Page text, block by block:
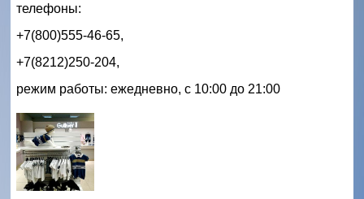
телефоны:
+7(800)555-46-65,
+7(8212)250-204,
режим работы: ежедневно, с 10:00 до 21:00